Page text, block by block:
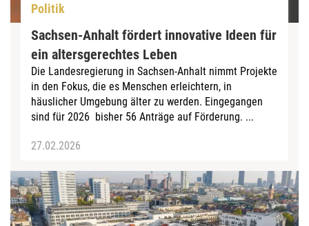
Politik
Sachsen-Anhalt fördert innovative Ideen für
ein altersgerechtes Leben
Die Landesregierung in Sachsen-Anhalt nimmt Projekte
in den Fokus, die es Menschen erleichtern, in
häuslicher Umgebung älter zu werden. Eingegangen
sind für 2026 bisher 56 Anträge auf Förderung. ...
27.02.2026